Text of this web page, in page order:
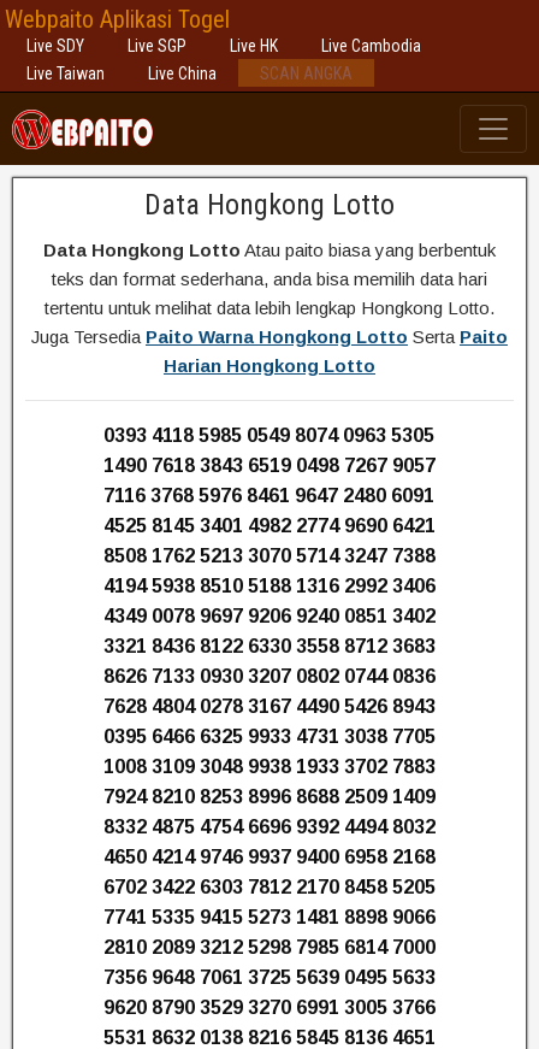
Webpaito Aplikasi Togel
Live SDY Live SGP Live HK
Live Cambodia
Live Taiwan
Live China SCAN ANGKA
Data Hongkong Lotto
Data Hongkong Lotto Atau paito biasa yang berbentuk
teks dan format sederhana, anda bisa memilih data hari
tertentu untuk melihat data lebih lengkap Hongkong Lotto.
Juga Tersedia Paito Warna Hongkong Lotto Serta Paito
Harian Hongkong Lotto
0393 4118 5985 0549 8074 0963 5305
1490 7618 3843 6519 0498 7267 9057
7116 3768 5976 8461 9647 2480 6091
4525 8145 3401 4982 2774 9690 6421
8508 1762 5213 3070 5714 3247 7388
4194 5938 8510 5188 1316 2992 3406
4349 0078 9697 9206 9240 0851 3402
3321 8436 8122 6330 3558 8712 3683
8626 7133 0930 3207 0802 0744 0836
7628 4804 0278 3167 4490 5426 8943
0395 6466 6325 9933 4731 3038 7705
1008 3109 3048 9938 1933 3702 7883
7924 8210 8253 8996 8688 2509 1409
8332 4875 4754 6696 9392 4494 8032
4650 4214 9746 9937 9400 6958 2168
6702 3422 6303 7812 2170 8458 5205
7741 5335 9415 5273 1481 8898 9066
2810 2089 3212 5298 7985 6814 7000
7356 9648 7061 3725 5639 0495 5633
9620 8790 3529 3270 6991 3005 3766
5531 8632 0138 8216 5845 8136 4651